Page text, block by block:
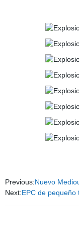
Previous:Nuevo
Next:EPC de